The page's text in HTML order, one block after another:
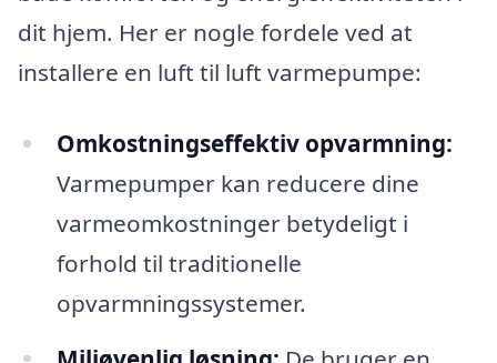
dit hjem. Her er nogle fordele ved at
installere en luft til luft varmepumpe:
Omkostningseffektiv opvarmning:
Varmepumper kan reducere dine
varmeomkostninger betydeligt i
forhold til traditionelle
opvarmningssystemer.